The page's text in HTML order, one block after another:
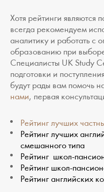
Хотя рейтинги являются
всегда рекомендуем
аналитику и работать с
образованию при
Специалисты UK Study
подготовки и
будут рады вам помочь
нами, первая
Рейтинг лучших
Рейтинг лучших
смешанного типа
Рейтинг школ-
Рейтинг школ-
Рейтинг английских